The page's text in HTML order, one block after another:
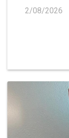
2/08/2026